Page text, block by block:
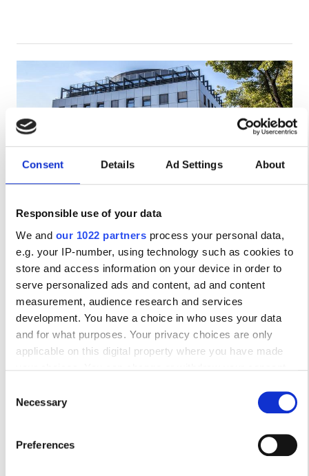
Consent Details Ad Settings About
Responsible use of your data
We and our 1022 partners process your personal data,
e.g. your IP-number, using technology such as cookies to
store and access information on your device in order to
serve personalized ads and content, ad and content
measurement, audience research and services
development. You have a choice in who uses your data
and for what purposes. Your privacy choices are only
applicable on this digital property where you have made
Privacy trigger icon.
Collect information about your geographical
Selection
Necessary
Preferences
Αναψυκτικά
Δωρεάν WiFi
Δωρεάν Στάθμευση
Τιμή
0 - 100 EUR
100 - 200 EUR
200 - 300 EUR
300+ EUR
Βάρδιες
Polyclinic for internal medicine and
dialysis B. Braun Avitum
3.06 χλμ από το κέντρο της πόλης
Καλύπτεται από EHIC Καλύπτεται από GHIC
Αναψυκτικά Δωρεάν WiFi
Οθόνες TV
Δωρεάν Πάρκινγκ
Ανά θεραπεία